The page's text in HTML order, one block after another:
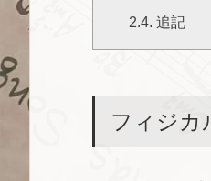
2.4. 追記
フィジカ